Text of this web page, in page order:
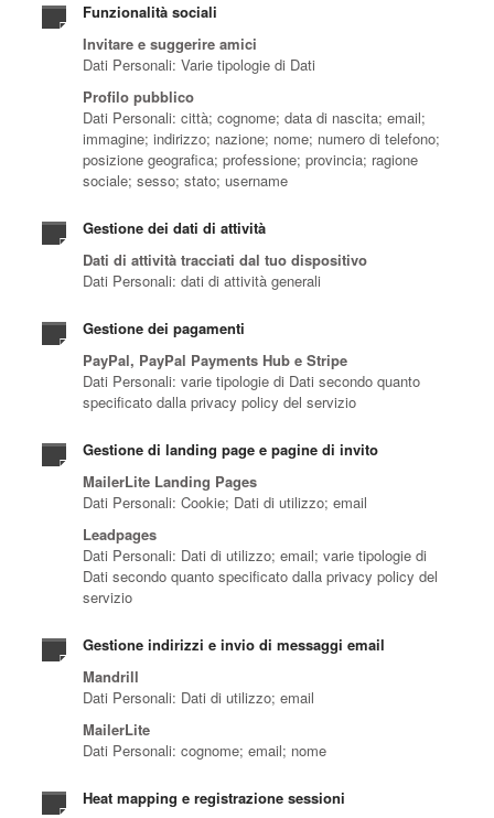
Funzionalità sociali
Invitare e suggerire amici
Dati Personali: Varie tipologie di Dati
Profilo pubblico
Dati Personali: città; cognome; data di nascita; email;
immagine; indirizzo; nazione; nome; numero di telefono;
posizione geografica; professione; provincia; ragione
sociale; sesso; stato; username
Gestione dei dati di attività
Dati di attività tracciati dal tuo dispositivo
Dati Personali: dati di attività generali
Gestione dei pagamenti
PayPal, PayPal Payments Hub e Stripe
Dati Personali: varie tipologie di Dati secondo quanto
specificato dalla privacy policy del servizio
Gestione di landing page e pagine di invito
MailerLite Landing Pages
Dati Personali: Cookie; Dati di utilizzo; email
Leadpages
Dati Personali: Dati di utilizzo; email; varie tipologie di
Dati secondo quanto specificato dalla privacy policy del
servizio
Gestione indirizzi e invio di messaggi email
Mandrill
Dati Personali: Dati di utilizzo; email
MailerLite
Dati Personali: cognome; email; nome
Heat mapping e registrazione sessioni